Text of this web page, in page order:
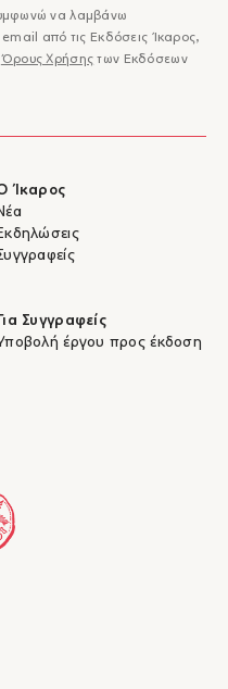
να λαμβάνω
email από τις Εκδόσεις Ίκαρος,
Όρους Χρήσης των Εκδόσεων
Ίκαρος
Για Συγγραφείς
έργου προς έκδοση